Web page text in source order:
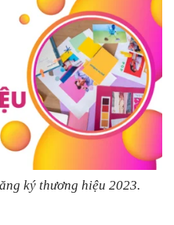
ký thương hiệu 2023.